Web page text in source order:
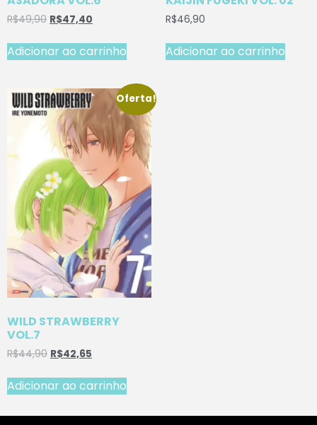
R$49,90 R$47,40
Adicionar ao carrinho
R$46,90
Adicionar ao carrinho
Oferta!
WILD STRAWBERRY
VOL.7
R$44,90 R$42,65
Adicionar ao carrinho